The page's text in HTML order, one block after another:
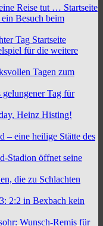
Reise tut … Startseite
Besuch beim
Tag Startseite
für die weitere
Tagen zum
gelungener Tag für
Heinz Histing!
– eine heilige Stätte des
Stadion öffnet seine
die zu Schlachten
2:2 in Bexbach kein
Wunsch-Remis für